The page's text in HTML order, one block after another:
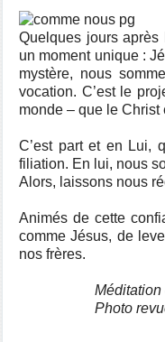
Quelques jours après
un moment unique :
mystère, nous
vocation. C’est le
monde – que le Christ
C’est part et en Lui,
filiation. En lui, nous
Alors, laissons nous
Animés de cette
comme Jésus, de
nos frères.
Méditation
Photo revue